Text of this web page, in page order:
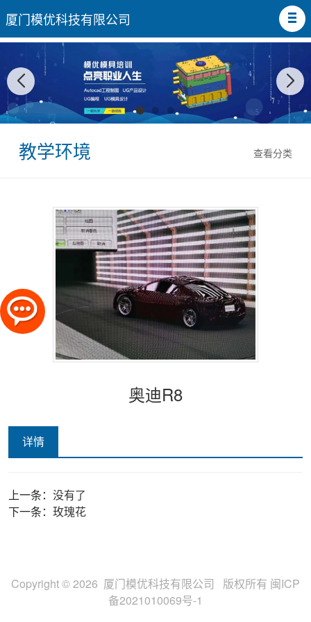
厦门模优科技有限公司
查看分类
教学环境
奥迪R8
详情
上一条： 没有了
下一条： 玫瑰花
Copyright © 2026 厦门模优科技有限公司 版权所有 闽ICP
备2021010069号-1